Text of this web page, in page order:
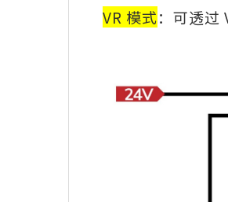
VR 模式：可透过